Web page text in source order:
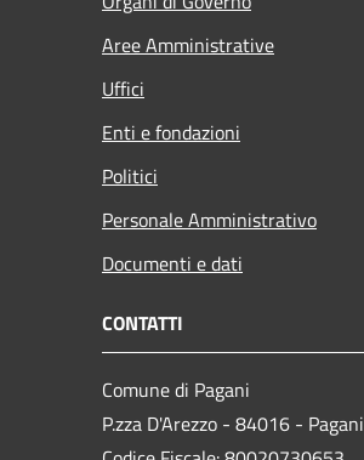
Aree Amministrative
Uffici
Enti e fondazioni
Politici
Personale Amministrativo
Documenti e dati
CONTATTI
Comune di Pagani
P.zza D'Arezzo - 84016 - Pagani